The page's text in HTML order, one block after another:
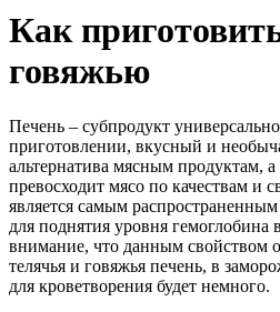
Как
говяжью
Печень – субпродукт
приготовлении, вкусный и
альтернатива мясным продуктам,
превосходит мясо по качествам и
является самым
для поднятия уровня
внимание, что данным свойством
телячья и говяжья печень, в
для кроветворения будет немного.